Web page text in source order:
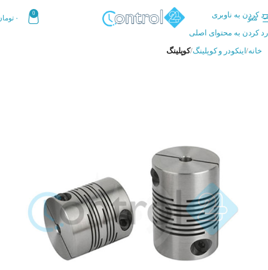
رد کردن به ناوبری
رد کردن به محتوای اصلی
منو
0
۰
خانه اینکودر و کوپلینگ کوپلینگ